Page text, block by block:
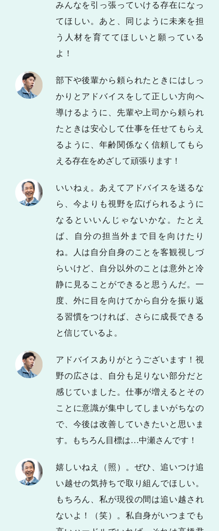
みんなを引っ張っていける存在になっ
てほしい。あと、同じように未来を担
う人材を育ててほしいと願っている
よ！
部下や後輩から頼られたときにはしっ
かりとアドバイスをして正しい方向へ
導けるように、先輩や上司から頼られ
たときは安心して仕事を任せてもらえ
るように、年齢関係なく信頼してもら
える存在をめざして頑張ります！
いいねぇ。あえてアドバイスを送るな
ら、今よりも視野を広げられるように
なるといいんじゃないかな。たとえ
ば、自分の担当外まで目を向けたり
ね。人は自分自身のことを客観視しづ
らいけど、自分以外のことは意外と冷
静に見ることができると思うんだ。一
度、外に目を向けてから自分を振り返
る習慣をつければ、さらに成長できる
と信じているよ。
アドバイスありがとうございます！視
野の広さは、自分も足りない部分だと
感じていました。仕事が増えるとその
ことに意識が集中してしまいがちなの
で、今後は改善していきたいと思いま
す。もちろん目標は…中瀬さんです！
嬉しいねえ（照）。ぜひ、追いつけ追
い越せの気持ちで取り組んでほしい。
もちろん、私が現役の間は追い越され
ないよ！（笑）。私自身がいつまでも